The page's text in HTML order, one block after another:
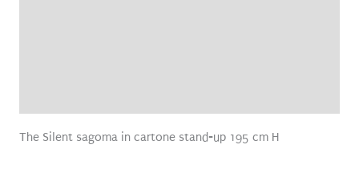
The Silent sagoma in cartone stand-up 195 cm H